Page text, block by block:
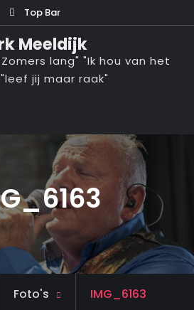
Top Bar
Meeldijk
lang" "Ik hou van het
jij maar raak"
Foto's IMG_6163